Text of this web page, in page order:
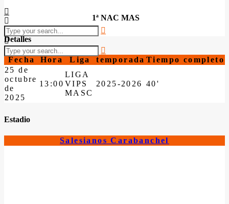
1ª NAC MAS
Detalles
Fecha Hora Liga temporada Tiempo completo
25 de
octubre
de
2025
13:00
LIGA
VIPS
MASC
2025-2026 40'
Estadio
Salesianos Carabanchel